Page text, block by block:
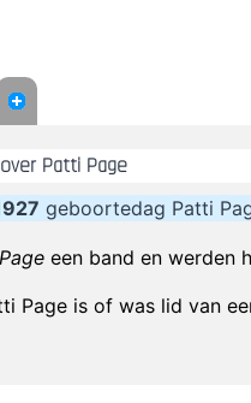
anyone asks you what kind of
There are more
I had a band called The
Drinking bear is
Patti Page
geboortedag Patti
een band en werden
Page is of was lid van